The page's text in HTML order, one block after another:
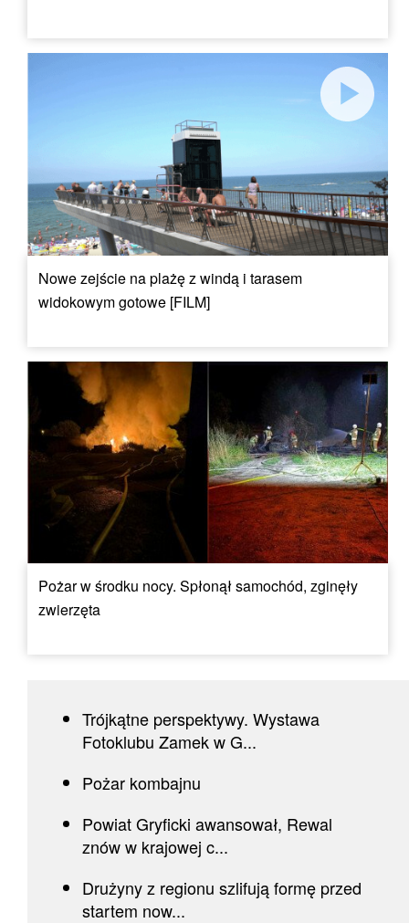
Nowe zejście na plażę z windą i tarasem
widokowym gotowe [FILM]
Pożar w środku nocy. Spłonął samochód, zginęły
zwierzęta
Trójkątne perspektywy. Wystawa
Fotoklubu Zamek w G...
Pożar kombajnu
Powiat Gryficki awansował, Rewal
znów w krajowej c...
Drużyny z regionu szlifują formę przed
startem now...